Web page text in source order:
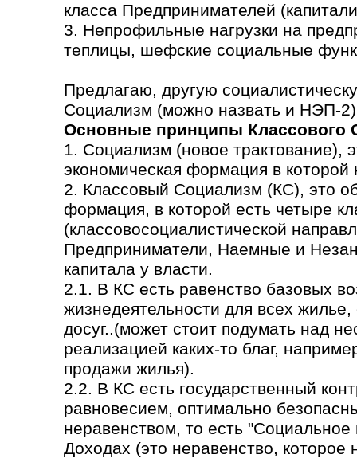
класса Предпринимателей
3. Непрофильные нагрузки на
теплицы, шефские социальные
Предлагаю, другую
Социализм (можно назвать и НЭП-
Основные принципы Классового
1. Социализм (новое трактование),
экономическая формация в которой
2. Классовый Социализм (КС), это
формация, в которой есть четыре
(классовосоциалистической
Предприниматели, Наемные и
капитала у власти.
2.1. В КС есть равенство базовых
жизнедеятельности для всех
досуг..(может стоит подумать над
реализацией каких-то благ,
продажи жилья).
2.2. В КС есть государственный
равновесием, оптимально
неравенством, то есть
Доходах (это неравенство,